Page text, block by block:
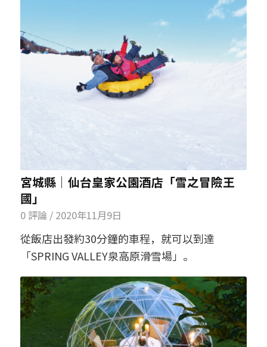
宮城縣│仙台皇家公園酒店「雪之冒險王
國」
0 評論 / 2020年11月9日
從飯店出發約30分鐘的車程，就可以到達
「SPRING VALLEY泉高原滑雪場」。